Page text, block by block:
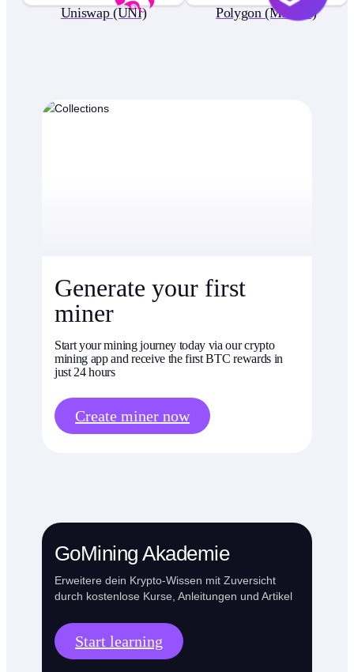
Uniswap (UNI) Polygon (MATIC)
Generate your first
miner
Start your mining journey today via our crypto
mining app and receive the first BTC rewards in
just 24 hours
Create miner now
GoMining Akademie
Erweitere dein Krypto-Wissen mit Zuversicht
durch kostenlose Kurse, Anleitungen und Artikel
Start learning